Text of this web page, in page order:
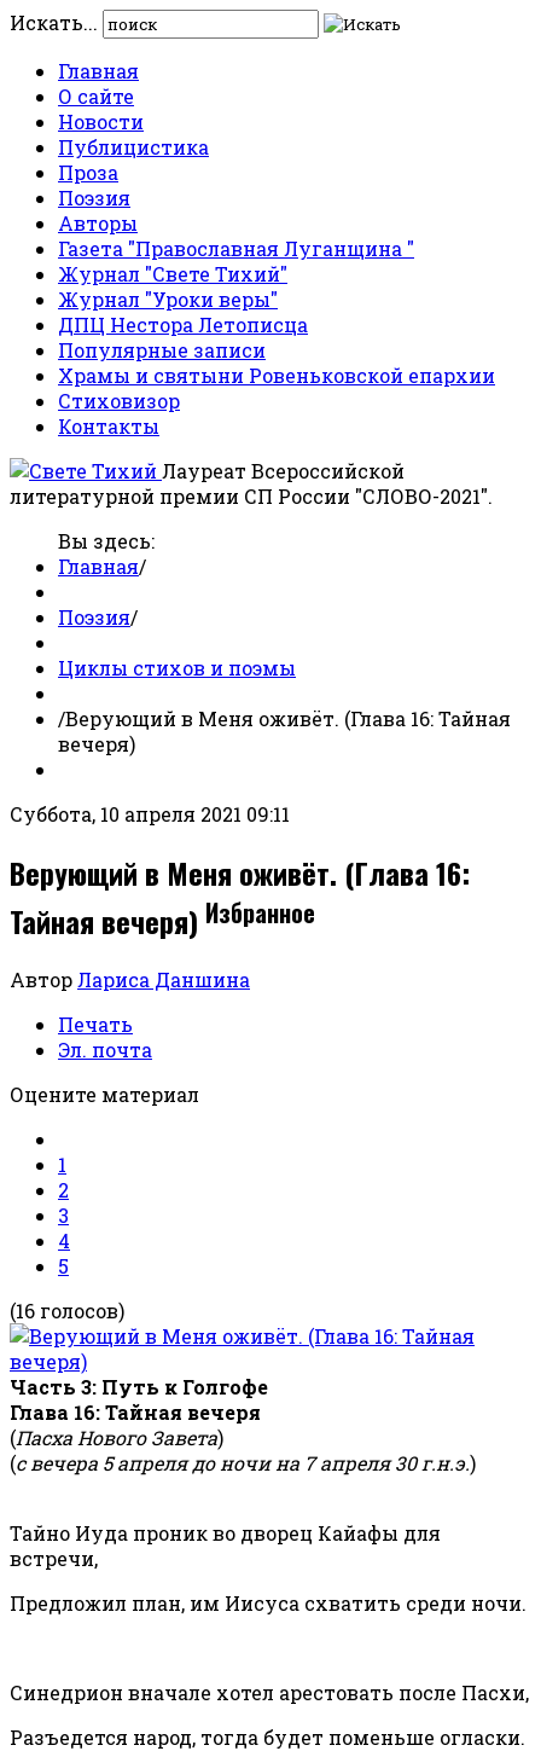
Искать...
Главная
О сайте
Новости
Публицистика
Проза
Поэзия
Авторы
Газета "Православная Луганщина "
Журнал "Свете Тихий"
Журнал "Уроки веры"
ДПЦ Нестора Летописца
Популярные записи
Храмы и святыни Ровеньковской епархии
Стиховизор
Контакты
Лауреат Всероссийской
литературной премии СП России "СЛОВО-2021".
Вы здесь:
Главная/
Поэзия/
Циклы стихов и поэмы
/Верующий в Меня оживёт. (Глава 16: Тайная
вечеря)
Суббота, 10 апреля 2021 09:11
Верующий в Меня оживёт. (Глава 16:
Тайная вечеря) Избранное
Автор Лариса Даншина
Печать
Эл. почта
Оцените материал
1
2
3
4
5
(16 голосов)
Часть 3: Путь к Голгофе
Глава 16: Тайная вечеря
(Пасха Нового Завета)
(с вечера 5 апреля до ночи на 7 апреля 30 г.н.э.)
Тайно Иуда проник во дворец Кайафы для
встречи,
Предложил план, им Иисуса схватить среди ночи.
Синедрион вначале хотел арестовать после Пасхи,
Разъедется народ, тогда будет поменьше огласки.